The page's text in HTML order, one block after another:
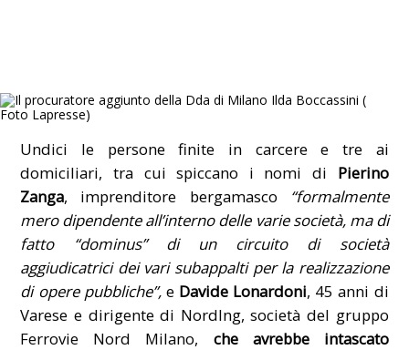
Undici le persone finite in carcere e tre ai
domiciliari, tra cui spiccano i nomi di Pierino
Zanga, imprenditore bergamasco “formalmente
mero dipendente all’interno delle varie società, ma di
fatto “dominus” di un circuito di società
aggiudicatrici dei vari subappalti per la realizzazione
di opere pubbliche”, e Davide Lonardoni, 45 anni di
Varese e dirigente di NordIng, società del gruppo
Ferrovie Nord Milano, che avrebbe intascato